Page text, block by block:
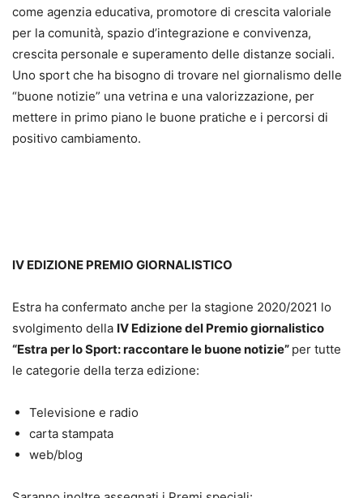
come agenzia educativa, promotore di crescita valoriale
per la comunità, spazio d’integrazione e convivenza,
crescita personale e superamento delle distanze sociali.
Uno sport che ha bisogno di trovare nel giornalismo delle
“buone notizie” una vetrina e una valorizzazione, per
mettere in primo piano le buone pratiche e i percorsi di
positivo cambiamento.
IV EDIZIONE PREMIO GIORNALISTICO
Estra ha confermato anche per la stagione 2020/2021 lo
svolgimento della IV Edizione del Premio giornalistico
“Estra per lo Sport: raccontare le buone notizie” per tutte
le categorie della terza edizione:
Televisione e radio
carta stampata
web/blog